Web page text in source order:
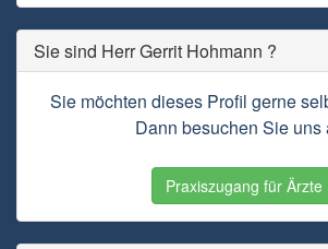
Sie sind Herr Gerrit Hohmann ?
Sie möchten dieses Profil gerne
Dann besuchen Sie uns
Praxiszugang für Ärzte